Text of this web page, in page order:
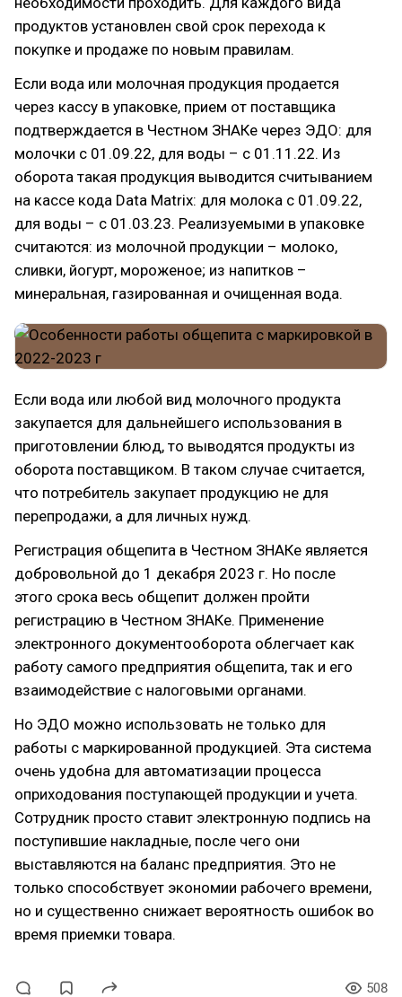
продуктов установлен свой срок перехода к
покупке и продаже по новым правилам.
Если вода или молочная продукция продается
через кассу в упаковке, прием от поставщика
подтверждается в Честном ЗНАКе через ЭДО: для
молочки с 01.09.22, для воды – с 01.11.22. Из
оборота такая продукция выводится считыванием
на кассе кода Data Matrix: для молока с 01.09.22,
для воды – с 01.03.23. Реализуемыми в упаковке
считаются: из молочной продукции – молоко,
сливки, йогурт, мороженое; из напитков –
минеральная, газированная и очищенная вода.
Если вода или любой вид молочного продукта
закупается для дальнейшего использования в
приготовлении блюд, то выводятся продукты из
оборота поставщиком. В таком случае считается,
что потребитель закупает продукцию не для
перепродажи, а для личных нужд.
Регистрация общепита в Честном ЗНАКе является
добровольной до 1 декабря 2023 г. Но после
этого срока весь общепит должен пройти
регистрацию в Честном ЗНАКе. Применение
электронного документооборота облегчает как
работу самого предприятия общепита, так и его
взаимодействие с налоговыми органами.
Но ЭДО можно использовать не только для
работы с маркированной продукцией. Эта система
очень удобна для автоматизации процесса
оприходования поступающей продукции и учета.
Сотрудник просто ставит электронную подпись на
поступившие накладные, после чего они
выставляются на баланс предприятия. Это не
только способствует экономии рабочего времени,
но и существенно снижает вероятность ошибок во
время приемки товара.
508